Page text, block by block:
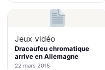
Jeux vidéo
Dracaufeu chromatique
arrive en Allemagne
22 mars 2015